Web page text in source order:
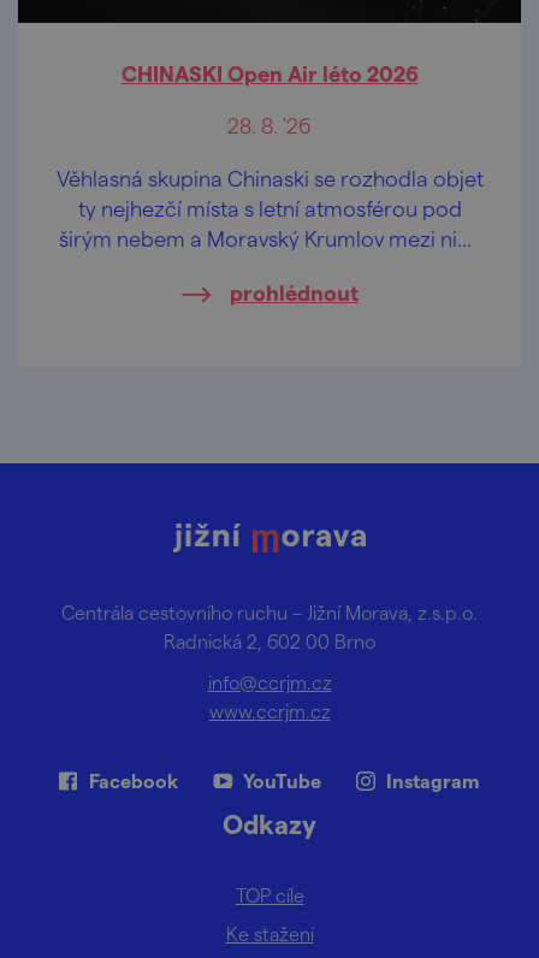
CHINASKI Open Air léto 2026
28. 8. '26
Věhlasná skupina Chinaski se rozhodla objet
ty nejhezčí místa s letní atmosférou pod
širým nebem a Moravský Krumlov mezi nimi
prohlédnout
Centrála cestovního ruchu – Jižní Morava, z.s.p.o.
Radnická 2, 602 00 Brno
info@ccrjm.cz
www.ccrjm.cz
Facebook YouTube Instagram
Odkazy
TOP cíle
Ke stažení